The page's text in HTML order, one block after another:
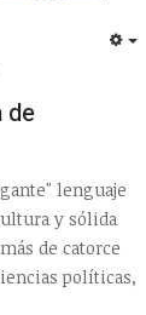
de
lenguaje
y sólida
de catorce
políticas,